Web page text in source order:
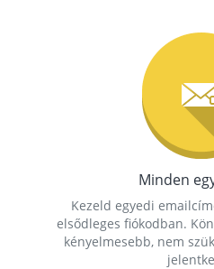
Minden
Kezeld egyedi
elsődleges fiókodban.
kényelmesebb, nem